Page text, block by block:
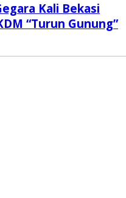
Kali Bekasi
“Turun Gunung”